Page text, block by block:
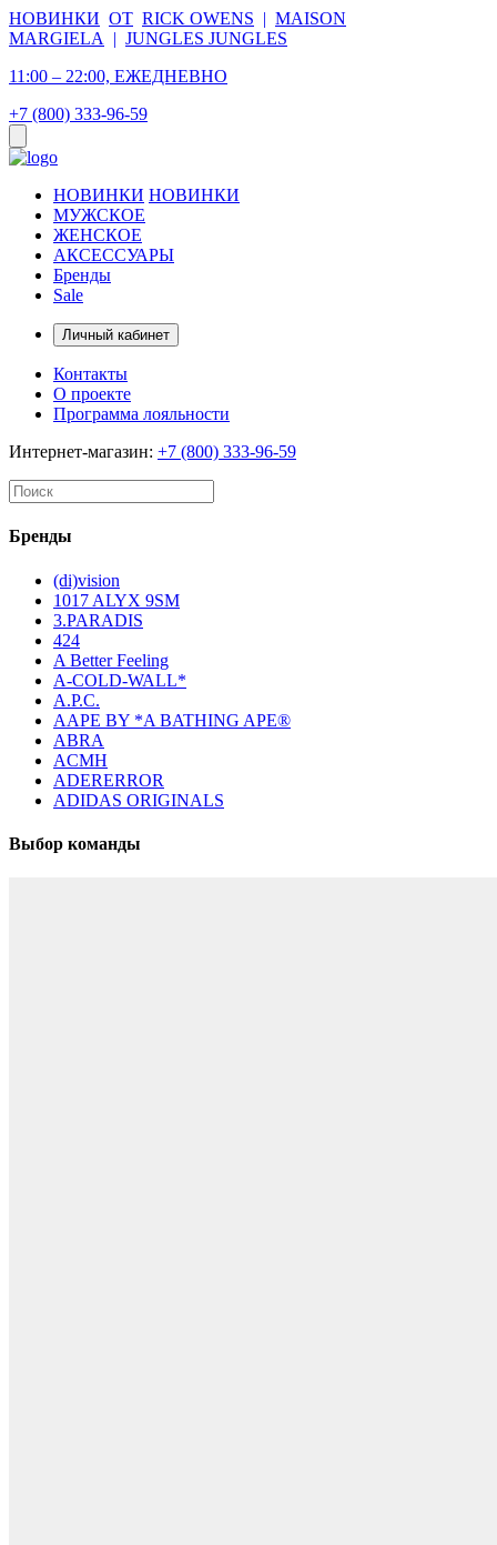
НОВИНКИ ОТ RICK OWENS | MAISON
MARGIELA
| JUNGLES JUNGLES
11:00 – 22:00, ЕЖЕДНЕВНО
+7 (800) 333-96-59
НОВИНКИ НОВИНКИ
МУЖСКОЕ
ЖЕНСКОЕ
АКСЕССУАРЫ
Бренды
Sale
Личный кабинет
Контакты
О проекте
Программа лояльности
Интернет-магазин: +7 (800) 333-96-59
Бренды
(di)vision
1017 ALYX 9SM
3.PARADIS
424
A Better Feeling
A-COLD-WALL*
A.P.C.
AAPE BY *A BATHING APE®
ABRA
ACMH
ADERERROR
ADIDAS ORIGINALS
Выбор команды